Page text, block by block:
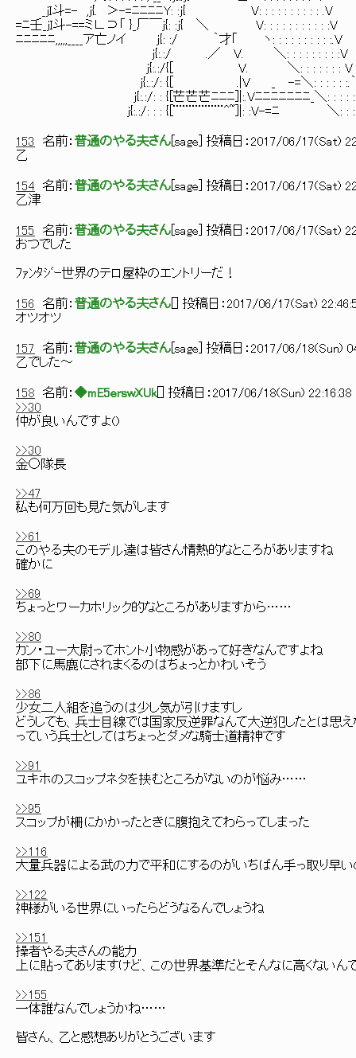
_jI斗=- ,j{. ＞-=ﾆﾆﾆﾆY: :j{ V: : : : : : : : : : .V
=ﾆ壬_jI斗-==ミ∟⊃「 }_厂￣j{: :j{ ＼ V: : : : : : : : : : :V
ﾆﾆﾆﾆﾆ,,,,,____ア亡ノイ j{: :/ ｀才｢ ヽ: : : : : : : : : :.V
j{:.:/ .／ V. ＼: : : : : : : : :V
j{:.:/{[ V. ＼: : : : : : : V
j{:.:/: {[ .|V _ -=＼: : : : : :.｀
j{:.:/: : {[芒芒芒ﾆﾆﾆ]|:.Vﾆﾆﾆﾆﾆﾆﾆ_＼: : : : : :
j{:.:/: : : {[¨¨¨¨¨¨¨¨^~]|: :V-=ﾆ ＼: : : : :
153 名前： 普通のやる夫さん sage ] 投稿日： 2017/06/17(Sat)
乙
154 名前： 普通のやる夫さん sage ] 投稿日： 2017/06/17(Sat)
乙津
155 名前： 普通のやる夫さん sage ] 投稿日： 2017/06/17(Sat)
おつでした
ﾌｧﾝﾀｼﾞｰ世界のテロ屋枠のエントリーだ！
156 名前： 普通のやる夫さん ] 投稿日： 2017/06/17(Sat)
オツオツ
157 名前： 普通のやる夫さん sage ] 投稿日： 2017/06/18(Sun)
乙でした～
158 名前： ◆mE5erswXUk[ ] 投稿日： 2017/06/18(Sun) 22:16:38
>>30
仲が良いんですよ()
>>30
金○隊長
>>47
私も何万回も見た気がします
>>61
このやる夫のモデル達は皆さん情熱的なところがありますね
確かに
>>69
ちょっとワーカホリック的なところがありますから……
>>80
カン・ユー大尉ってホント小物感があって好きなんですよね
部下に馬鹿にされまくるのはちょっとかわいそう
>>86
少女二人組を追うのは少し気が引けますし
どうしても、兵士目線では国家反逆罪なんて大逆犯したとは思え
っていう兵士としてはちょっとダメな騎士道精神です
>>91
ユキホのスコップネタを挟むところがないのが悩み……
>>95
スコップが柵にかかったときに腹抱えてわらってしまった
>>116
大量兵器による武の力で平和にするのがいちばん手っ取り早い
>>122
神様がいる世界にいったらどうなるんでしょうね
>>151
操者やる夫さんの能力
上に貼ってありますけど、この世界基準だとそんなに高くないん
>>155
一体誰なんでしょうかね……
皆さん、乙と感想ありがとうございます